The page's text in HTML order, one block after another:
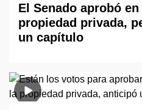
El Senado aprobó
propiedad privada,
un capítulo